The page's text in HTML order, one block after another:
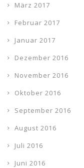
März 2017
Februar 2017
Januar 2017
Dezember 2016
November 2016
Oktober 2016
September 2016
August 2016
Juli 2016
Juni 2016